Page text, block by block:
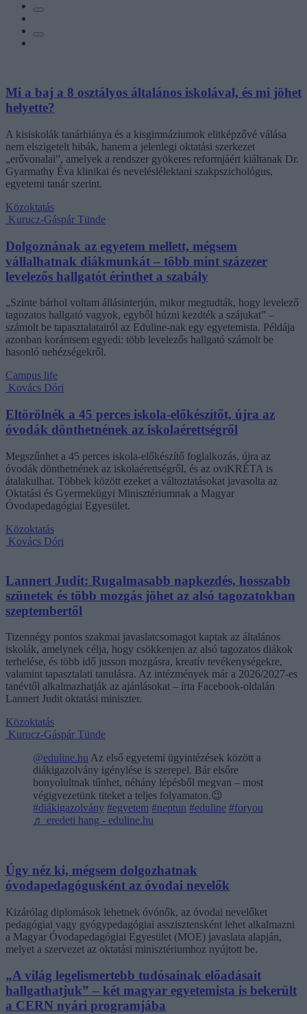
Mi a baj a 8 osztályos általános iskolával, és mi jöhet
helyette?
A kisiskolák tanárhiánya és a kisgimnáziumok elitképzővé válása
nem elszigetelt hibák, hanem a jelenlegi oktatási szerkezet
„erővonalai”, amelyek a rendszer gyökeres reformjáért kiáltanak Dr.
Gyarmathy Éva klinikai és neveléslélektani szakpszichológus,
egyetemi tanár szerint.
Közoktatás
Kurucz-Gáspár Tünde
Dolgoznának az egyetem mellett, mégsem
vállalhatnak diákmunkát – több mint százezer
levelezős hallgatót érinthet a szabály
„Szinte bárhol voltam állásinterjún, mikor megtudták, hogy levelező
tagozatos hallgató vagyok, egyből húzni kezdték a szájukat” –
számolt be tapasztalatairól az Eduline-nak egy egyetemista. Példája
azonban korántsem egyedi: több levelezős hallgató számolt be
hasonló nehézségekről.
Campus life
Kovács Dóri
Eltörölnék a 45 perces iskola-előkészítőt, újra az
óvodák dönthetnének az iskolaérettségről
Megszűnhet a 45 perces iskola-előkészítő foglalkozás, újra az
óvodák dönthetnének az iskolaérettségről, és az oviKRÉTA is
átalakulhat. Többek között ezeket a változtatásokat javasolta az
Oktatási és Gyermekügyi Minisztériumnak a Magyar
Óvodapedagógiai Egyesület.
Közoktatás
Kovács Dóri
Lannert Judit: Rugalmasabb napkezdés, hosszabb
szünetek és több mozgás jöhet az alsó tagozatokban
szeptembertől
Tizennégy pontos szakmai javaslatcsomagot kaptak az általános
iskolák, amelynek célja, hogy csökkenjen az alsó tagozatos diákok
terhelése, és több idő jusson mozgásra, kreatív tevékenységekre,
valamint tapasztalati tanulásra. Az intézmények már a 2026/2027-es
tanévtől alkalmazhatják az ajánlásokat – írta Facebook-oldalán
Lannert Judit oktatási miniszter.
Közoktatás
Kurucz-Gáspár Tünde
@eduline.hu Az első egyetemi ügyintézések között a
diákigazolvány igénylése is szerepel. Bár elsőre
bonyolultnak tűnhet, néhány lépésből megvan – most
végigvezetünk titeket a teljes folyamaton.😉
#diákigazolvány #egyetem #neptun #eduline #foryou
♬ eredeti hang - eduline.hu
Úgy néz ki, mégsem dolgozhatnak
óvodapedagógusként az óvodai nevelők
Kizárólag diplomások lehetnek óvónők, az óvodai nevelőket
pedagógiai vagy gyógypedagógiai asszisztensként lehet alkalmazni
a Magyar Óvodapedagógiai Egyesület (MOE) javaslata alapján,
melyet a szervezet az oktatási minisztériumhoz nyújtott be.
„A világ legelismertebb tudósainak előadásait
hallgathatjuk” – két magyar egyetemista is bekerült
a CERN nyári programjába